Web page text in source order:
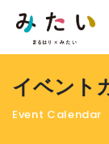
特集
イベント
Event Calendar